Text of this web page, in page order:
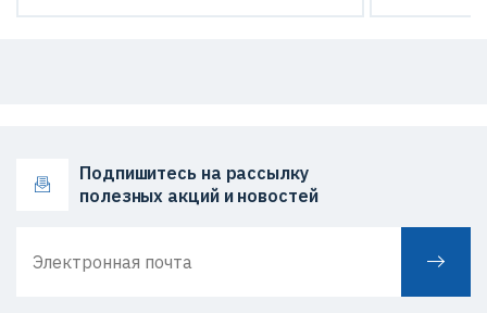
Подпишитесь на рассылку
полезных акций и новостей